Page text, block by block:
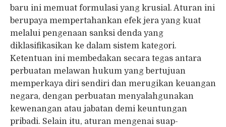
baru ini memuat formulasi yang krusial. Aturan ini
berupaya mempertahankan efek jera yang kuat
melalui pengenaan sanksi denda yang
diklasifikasikan ke dalam sistem kategori.
Ketentuan ini membedakan secara tegas antara
perbuatan melawan hukum yang bertujuan
memperkaya diri sendiri dan merugikan keuangan
negara, dengan perbuatan menyalahgunakan
kewenangan atau jabatan demi keuntungan
pribadi. Selain itu, aturan mengenai suap-